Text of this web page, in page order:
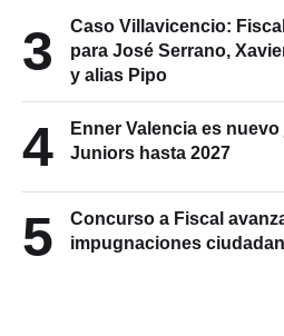
3
Caso Villavicencio:
para José Serrano,
y alias Pipo
4
Enner Valencia es
Juniors hasta 2027
5
Concurso a Fiscal
impugnaciones